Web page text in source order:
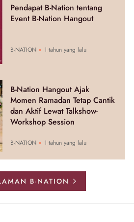
Pendapat B-Nation tentang
Event B-Nation Hangout
B-NATION 1 tahun yang lalu
B-Nation Hangout Ajak
Momen Ramadan Tetap Cantik
dan Aktif Lewat Talkshow-
Workshop Session
B-NATION 1 tahun yang lalu
B-NATION